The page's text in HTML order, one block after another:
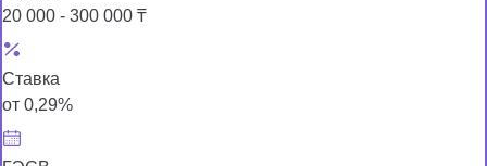
20 000 - 300 000 ₸
Ставка
от 0,29%